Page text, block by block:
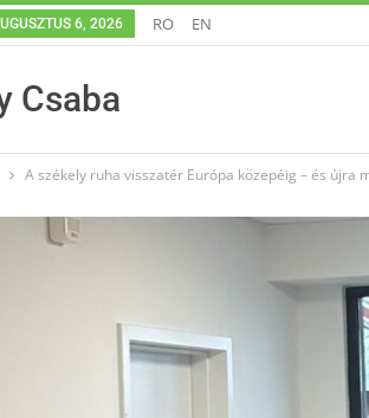
6, 2026 RO EN
Csaba
A székely ruha visszatér Európa közepéig – és újra